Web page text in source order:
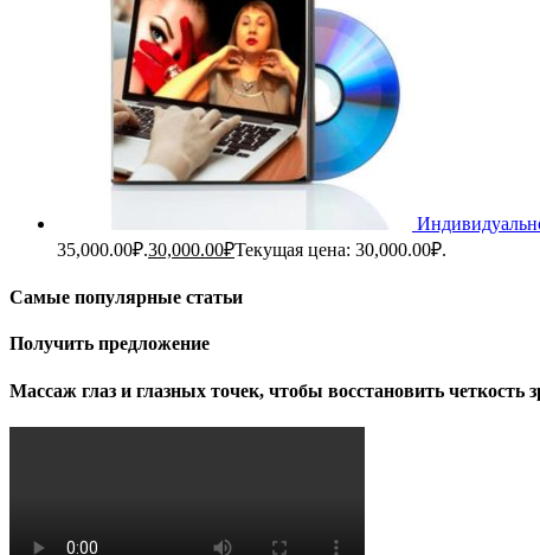
35,000.00₽.30,000.00₽Текущая цена: 30,000.00₽.
Самые популярные статьи
Получить предложение
Массаж глаз и глазных точек, чтобы восстановить четкость